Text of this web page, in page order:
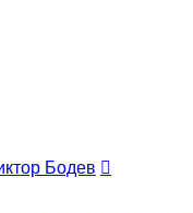
Бодев